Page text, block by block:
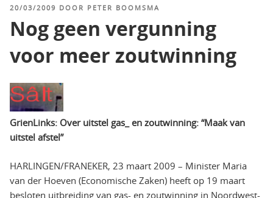
GEPLAATST
20/03/2009 DOOR PETER BOOMSMA
Nog geen vergunning
voor meer zoutwinning
GrienLinks: Over uitstel gas_ en zoutwinning: “Maak van
uitstel afstel”
HARLINGEN/FRANEKER, 23 maart 2009 – Minister Maria
van der Hoeven (Economische Zaken) heeft op 19 maart
besloten uitbreiding van gas- en zoutwinning in Noordwest-